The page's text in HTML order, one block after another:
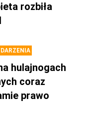
rozbiła
hulajnogach
coraz
prawo